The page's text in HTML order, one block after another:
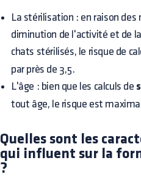
La stérilisation : en raison
diminution de l'activité et de
chats stérilisés, le risque de
par près de 3,5.
L'âge : bien que les calculs de
tout âge, le risque est
Quelles sont les
qui influent sur la
?